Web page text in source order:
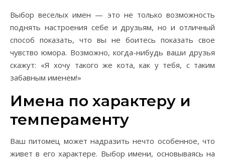
Выбор веселых имен — это не только возможность
поднять настроения себе и друзьям, но и отличный
способ показать, что вы не боитесь показать свое
чувство юмора. Возможно, когда-нибудь ваши друзья
скажут: «Я хочу такого же кота, как у тебя, с таким
забавным именем!»
Имена по характеру и
темпераменту
Ваш питомец может надразить нечто особенное, что
живет в его характере. Выбор имени, основываясь на